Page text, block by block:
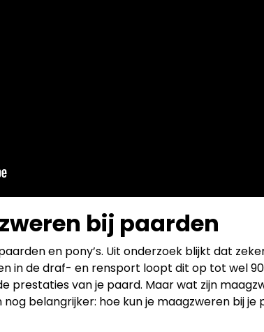
bij paarden
en pony’s. Uit onderzoek blijkt dat
in de draf- en rensport loopt dit op tot wel
prestaties van je paard. Maar wat zijn
nog belangrijker: hoe kun je maagzweren bij